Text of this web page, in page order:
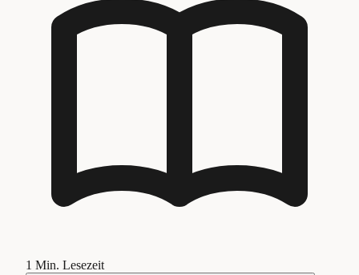
1 Min. Lesezeit